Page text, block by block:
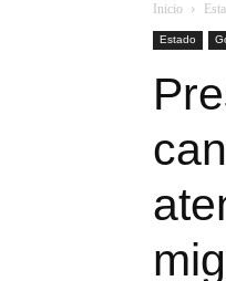
Inicio
Estado